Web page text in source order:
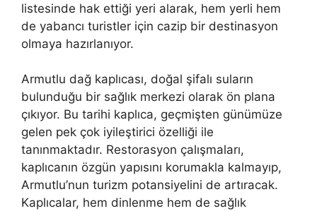
listesinde hak ettiği yeri alarak, hem yerli hem
de yabancı turistler için cazip bir destinasyon
olmaya hazırlanıyor.
Armutlu dağ kaplıcası, doğal şifalı suların
bulunduğu bir sağlık merkezi olarak ön plana
çıkıyor. Bu tarihi kaplıca, geçmişten günümüze
gelen pek çok iyileştirici özelliği ile
tanınmaktadır. Restorasyon çalışmaları,
kaplıcanın özgün yapısını korumakla kalmayıp,
Armutlu’nun turizm potansiyelini de artıracak.
Kaplıcalar, hem dinlenme hem de sağlık